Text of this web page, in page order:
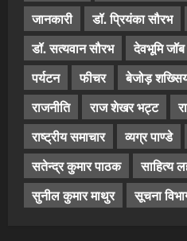
जानकारी
डॉ. प्रियंका सौरभ
डॉ. सत्यवान सौरभ
देवभूमि
पर्यटन
फीचर बेजोड़
राजनीति
राज शेखर भट्ट
राष्ट्रीय समाचार
व्यग्र पाण्डे
सतेन्द्र कुमार पाठक
साहित्य
सुनील कुमार माथुर
सूचना